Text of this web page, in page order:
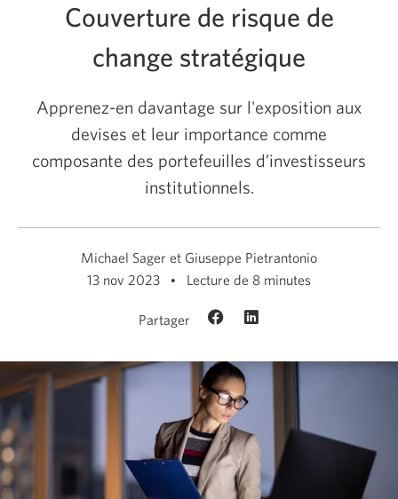
Couverture de risque de change stratégique
Couverture de risque de
change stratégique
Apprenez-en davantage sur l'exposition aux
devises et leur importance comme
composante des portefeuilles d’investisseurs
institutionnels.
Michael Sager et Giuseppe Pietrantonio
13 nov 2023
Lecture de 8 minutes
Partager